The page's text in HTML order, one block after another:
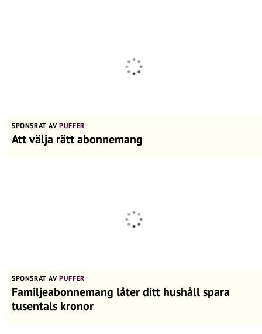
SPONSRAT AVPUFFER
Att välja rätt abonnemang
SPONSRAT AVPUFFER
Familjeabonnemang låter ditt hushåll spara
tusentals kronor